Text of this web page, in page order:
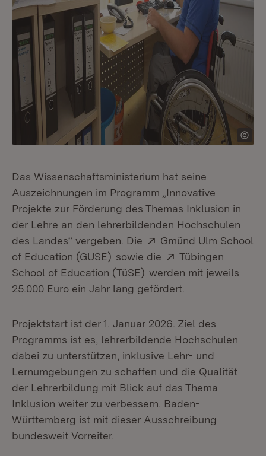
Das Wissenschaftsministerium hat seine
Auszeichnungen im Programm „Innovative
Projekte zur Förderung des Themas Inklusion in
der Lehre an den lehrerbildenden Hochschulen
des Landes“ vergeben. Die
Extern:
Gmünd Ulm School
of Education (GUSE) (Öffnet in neuem Fenster)
sowie die Extern:
Tübingen
School of Education (TüSE) (Öffnet in neuem
werden mit jeweils
25.000 Euro ein Jahr lang gefördert.
Projektstart ist der 1. Januar 2026. Ziel des
Programms ist es, lehrerbildende Hochschulen
dabei zu unterstützen, inklusive Lehr- und
Lernumgebungen zu schaffen und die Qualität
der Lehrerbildung mit Blick auf das Thema
Inklusion weiter zu verbessern. Baden-
Württemberg ist mit dieser Ausschreibung
bundesweit Vorreiter.